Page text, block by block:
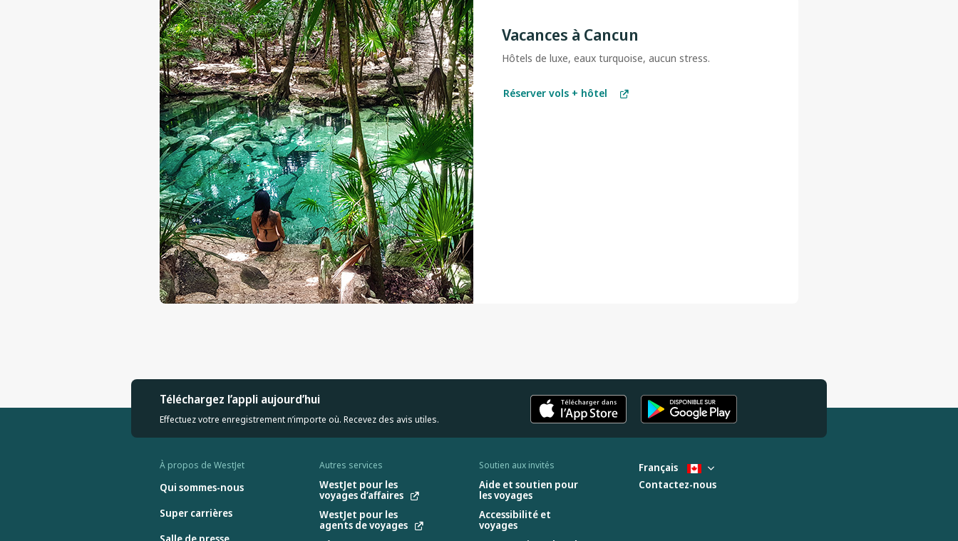
Vacances à Cancun
Hôtels de luxe, eaux turquoise, aucun stress.
Réserver vols + hôtel
Téléchargez l’appli aujourd’hui
Effectuez votre enregistrement n’importe où. Recevez des avis utiles.
À propos de WestJet
Qui sommes-nous
Super carrières
Autres services
WestJet pour les
voyages d’affaires
WestJet pour les
agents de voyages
Soutien aux invités
Aide et soutien pour
les voyages
Accessibilité et
voyages
Français
Contactez-nous